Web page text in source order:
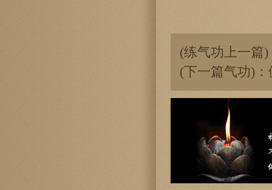
(练气功上一篇)
(下一篇气功)：